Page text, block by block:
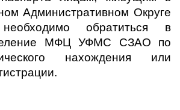
Административном Округе
обратиться в
МФЦ УФМС СЗАО по
нахождения или